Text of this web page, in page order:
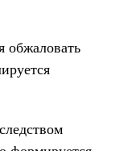
обжаловать